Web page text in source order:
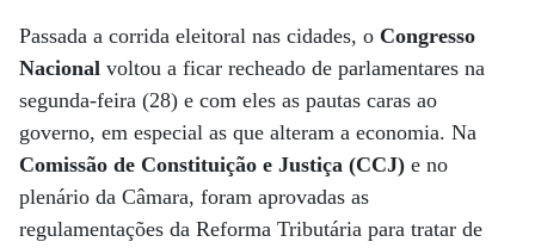
Passada a corrida eleitoral nas cidades, o Congresso
Nacional voltou a ficar recheado de parlamentares na
segunda-feira (28) e com eles as pautas caras ao
governo, em especial as que alteram a economia. Na
Comissão de Constituição e Justiça (CCJ) e no
plenário da Câmara, foram aprovadas as
regulamentações da Reforma Tributária para tratar de